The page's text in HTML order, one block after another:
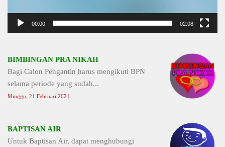
00:00 02:08
BIMBINGAN PRA NIKAH
Bagi Calon Pengantin harus mengikuti BPN
selama periode yang sudah...
Minggu, 21 Februari 2021
BAPTISAN AIR
Untuk Baptisan Air, dapat menghubungi